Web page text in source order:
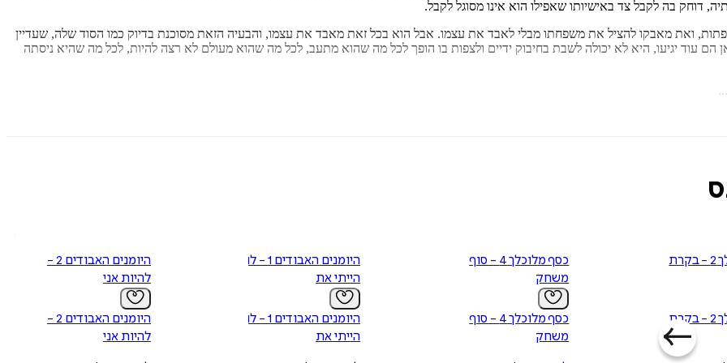
דוחק בה לקבל צד באישיותו שאפילו הוא אינו מסוגל לקבל.
ואת מאבקו להציל את משפחתו מבלי לאבד את עצמו. אבל הוא בכל זאת מאבד את עצמו, והבעיה הזאת מסוכנת בדיוק כמו הסוד שלה, שעדיין
הם עוד יגיעו, היא לא יכולה לשבת בחיבוק ידיים ולצפות בו הופך לכל מה שהוא מתעב, לכל מה שהוא מעולם לא רצה להיות, לכל מה שהיא ניסתה
המכר של הניו יורק טיימס ויו-אס-איי טודיי. מאז תחילת הקריירה שלה כסופרת פרסמה ליסה יותר מארבעים ספרים שתורגמו וראו אור ברחבי
כסף מלוכלך 2 - בקרת
כסף מלוכלך 2 - בקרת
כסף מלוכלך 4 - סוף
משחק
כסף מלוכלך 4 - סוף
משחק
היומנים האבודים 1 - לו
הייתי את
היומנים האבודים 1 - לו
הייתי את
היומנים האבודים 2 -
להיות אני
היומנים האבודים 2 -
להיות אני